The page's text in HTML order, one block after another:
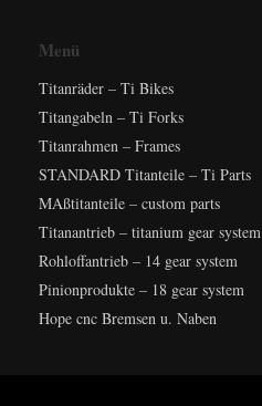
Menü
Titanräder – Ti Bikes
Titangabeln – Ti Forks
Titanrahmen – Frames
STANDARD Titanteile – Ti Parts
MAßtitanteile – custom parts
Titanantrieb – titanium gear system
Rohloffantrieb – 14 gear system
Pinionprodukte – 18 gear system
Hope cnc Bremsen u. Naben